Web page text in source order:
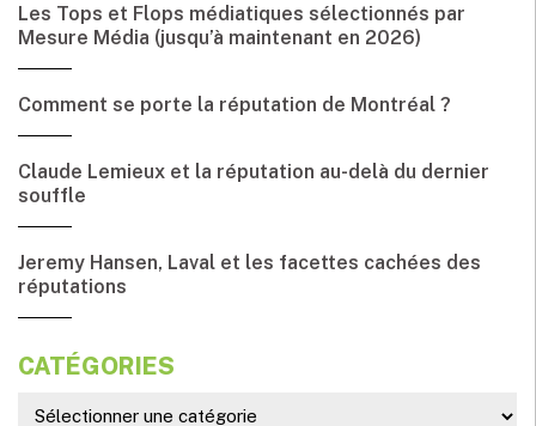
Les Tops et Flops médiatiques sélectionnés par
Mesure Média (jusqu’à maintenant en 2026)
Comment se porte la réputation de Montréal ?
Claude Lemieux et la réputation au-delà du dernier
souffle
Jeremy Hansen, Laval et les facettes cachées des
réputations
CATÉGORIES